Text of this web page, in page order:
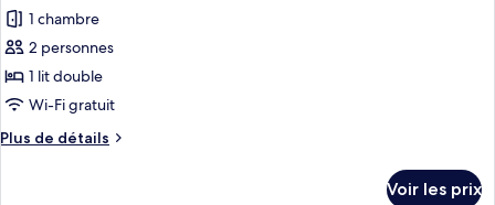
1 chambre
2 personnes
1 lit double
Wi-Fi gratuit
Plus de détails
Plus
Voir les prix